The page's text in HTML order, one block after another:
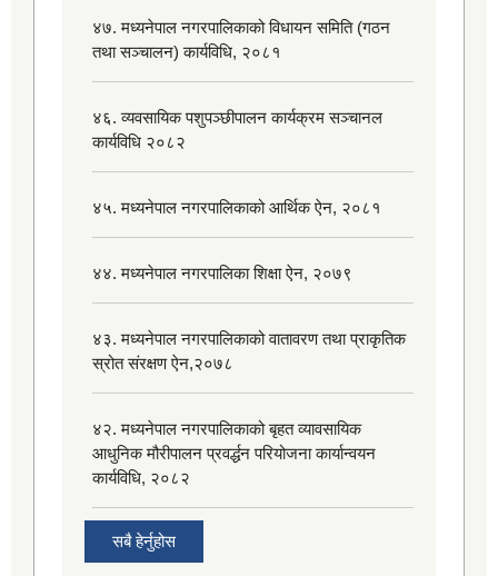
४७. मध्यनेपाल नगरपालिकाको विधायन समिति (गठन
तथा सञ्चालन) कार्यविधि, २०८१
४६. व्यवसायिक पशुपञ्छीपालन कार्यक्रम सञ्चानल
कार्यविधि २०८२
४५. मध्यनेपाल नगरपालिकाको आर्थिक ऐन, २०८१
४४. मध्यनेपाल नगरपालिका शिक्षा ऐन, २०७९
४३. मध्यनेपाल नगरपालिकाको वातावरण तथा प्राकृतिक
स्रोत संरक्षण ऐन,२०७८
४२. मध्यनेपाल नगरपालिकाको बृहत व्यावसायिक
आधुनिक मौरीपालन प्रवर्द्धन परियोजना कार्यान्वयन
कार्यविधि, २०८२
सबै हेर्नुहोस